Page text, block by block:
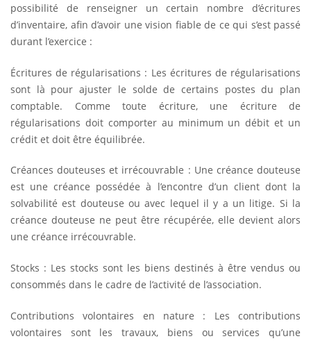
possibilité de renseigner un certain nombre d’écritures
d’inventaire, afin d’avoir une vision fiable de ce qui s’est passé
durant l’exercice :
Écritures de régularisations : Les écritures de régularisations
sont là pour ajuster le solde de certains postes du plan
comptable. Comme toute écriture, une écriture de
régularisations doit comporter au minimum un débit et un
crédit et doit être équilibrée.
Créances douteuses et irrécouvrable : Une créance douteuse
est une créance possédée à l’encontre d’un client dont la
solvabilité est douteuse ou avec lequel il y a un litige. Si la
créance douteuse ne peut être récupérée, elle devient alors
une créance irrécouvrable.
Stocks : Les stocks sont les biens destinés à être vendus ou
consommés dans le cadre de l’activité de l’association.
Contributions volontaires en nature : Les contributions
volontaires sont les travaux, biens ou services qu’une